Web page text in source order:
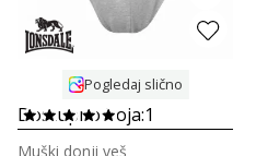
Pogledaj slično
Dostupno boja:1
Muški donji veš